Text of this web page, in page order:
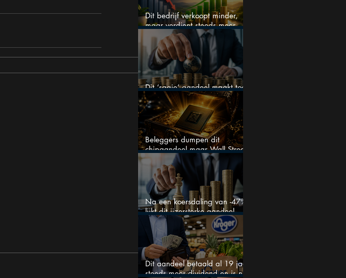
Dit bedrijf verkoopt minder,
maar verdient steeds meer —
hoe lang kan dit sprookje
doorgaan?
Dit ‘saaie’ aandeel maakt toch
bizar veel winst
Beleggers dumpen dit
chipaandeel maar Wall Street
ziet een zeldzame koopkans
Na een koersdaling van -47%
lijkt dit ijzersterke aandeel
aantrekkelijker dan ooit
Dit aandeel betaald al 19 jaar
steeds meer dividend en is nu